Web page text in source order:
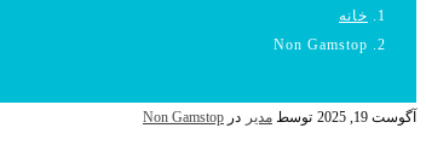
خانه
Non Gamstop
آگوست 19, 2025 توسط مدیر در Non Gamstop